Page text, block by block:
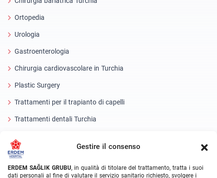
Gestire il consenso
ERDEM SAĞLIK GRUBU, in qualità di titolare del trattamento, tratta i suoi
dati personali al fine di valutare il servizio sanitario richiesto, svolgere i
Ortopedia
Urologia
Gastroenterologia
Chirurgia cardiovascolare in Turchia
Plastic Surgery
Trattamenti per il trapianto di capelli
Trattamenti dentali Turchia
About Erdem